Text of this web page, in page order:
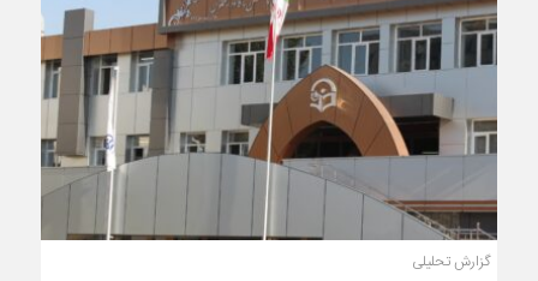
گزارش تحلیلی